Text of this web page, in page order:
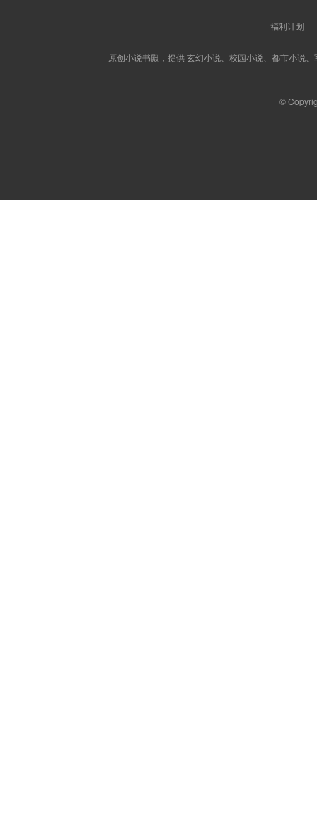
福利计划
原创小说书殿，提供 玄幻小说、校园小说、都市小说
©